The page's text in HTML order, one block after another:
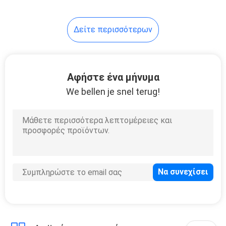
Ανυψωτική μάσκα
Massager
Δείτε περισσότερων
Αφήστε ένα μήνυμα
We bellen je snel terug!